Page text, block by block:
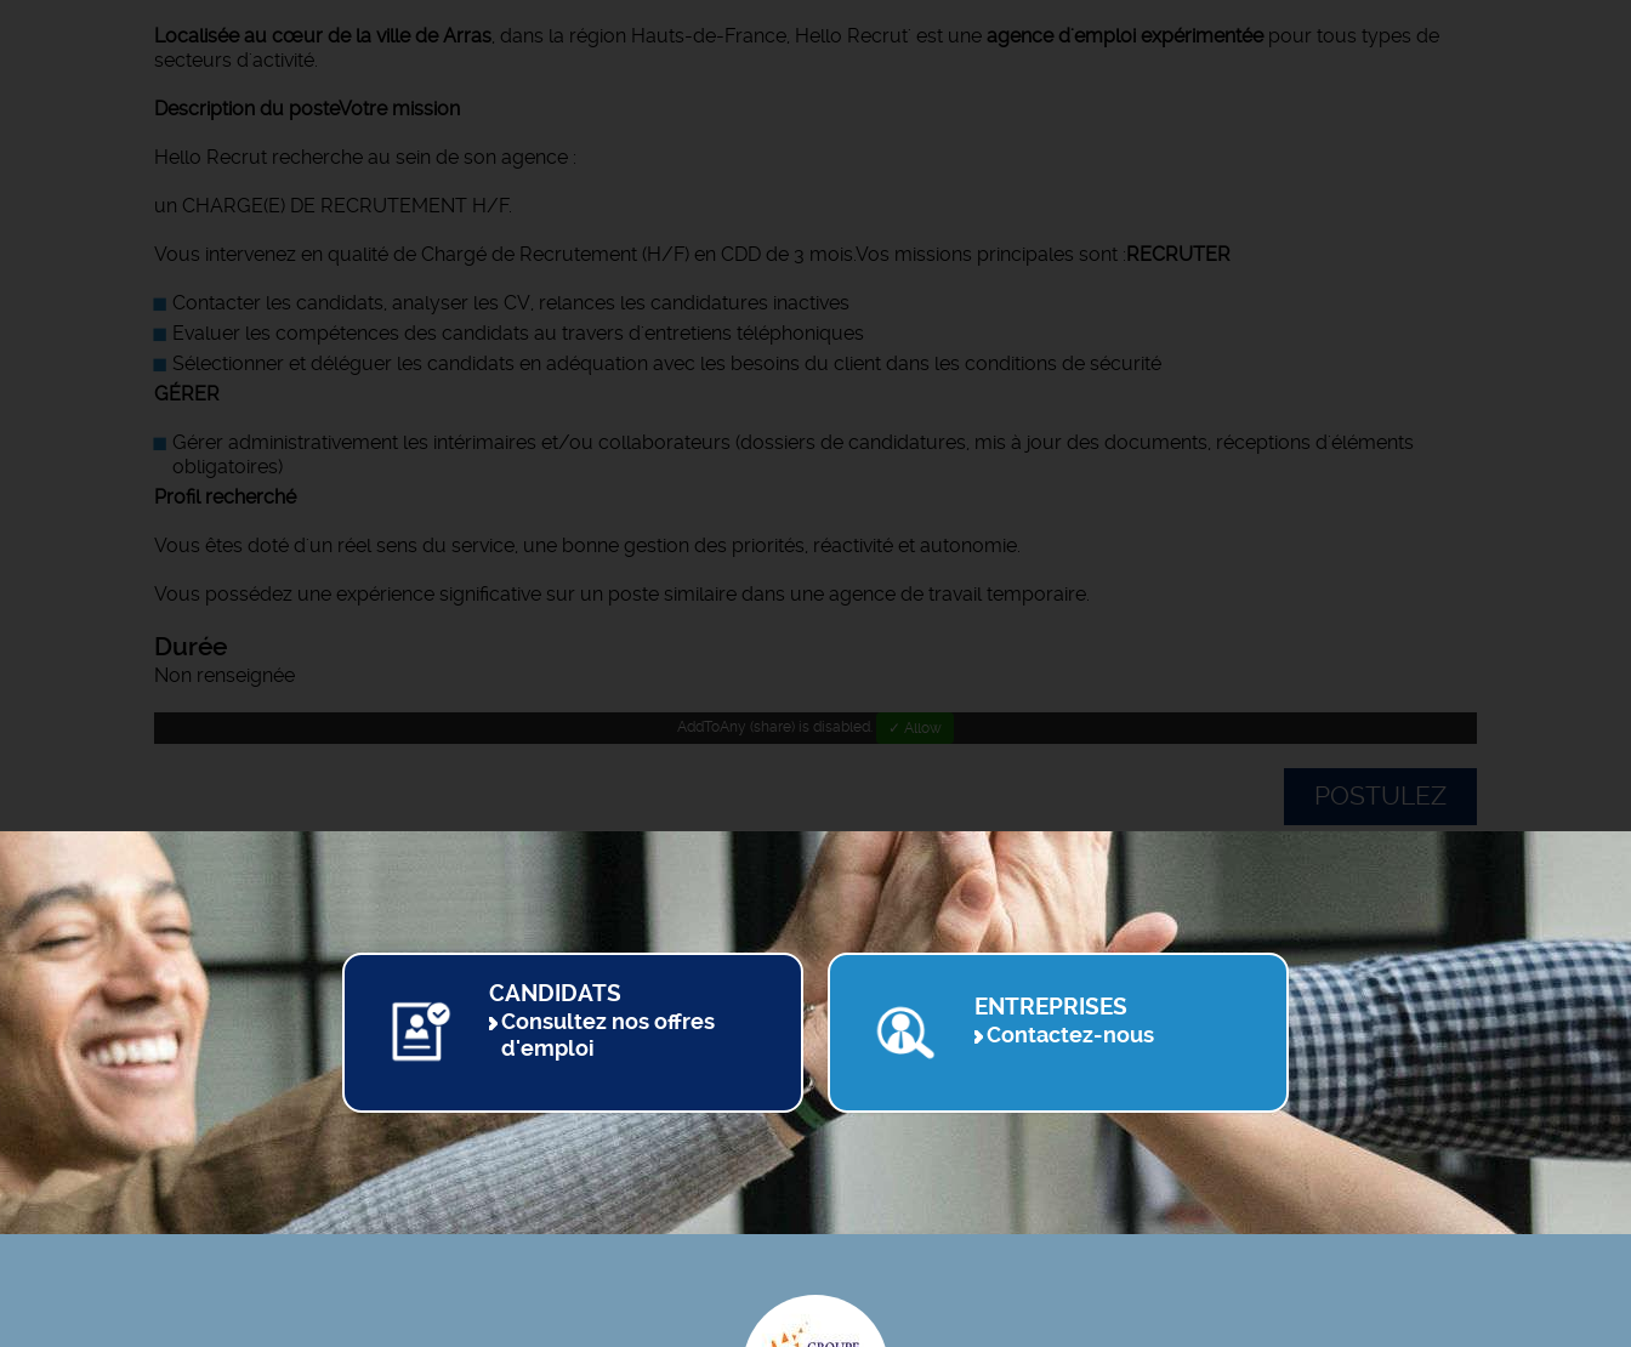
Localisée au cœur de la ville de Arras, dans la région Hauts-de-France, Hello Recrut' est une agence d'emploi expérimentéepour tous types de
secteurs d'activité.
Description du posteVotre mission
Hello Recrut recherche au sein de son agence :
un CHARGE(E) DE RECRUTEMENT H/F.
Vous intervenez en qualité de Chargé de Recrutement (H/F) en CDD de 3 mois.Vos missions principales sont : RECRUTER
Contacter les candidats, analyser les CV, relances les candidatures inactives
Evaluer les compétences des candidats au travers d'entretiens téléphoniques
Sélectionner et déléguer les candidats en adéquation avec les besoins du client dans les conditions de sécurité
GÉRER
Gérer administrativement les intérimaires et/ou collaborateurs (dossiers de candidatures, mis à jour des documents, réceptions d'éléments
obligatoires)
Profil recherché
Vous êtes doté d'un réel sens du service, une bonne gestion des priorités, réactivité et autonomie.
Vous possédez une expérience significative sur un poste similaire dans une agence de travail temporaire.
Durée
Non renseignée
AddToAny (share) is disabled. ✓ Allow
POSTULEZ
CANDIDATS
Consultez nos offres
d'emploi
ENTREPRISES
Contactez-nous